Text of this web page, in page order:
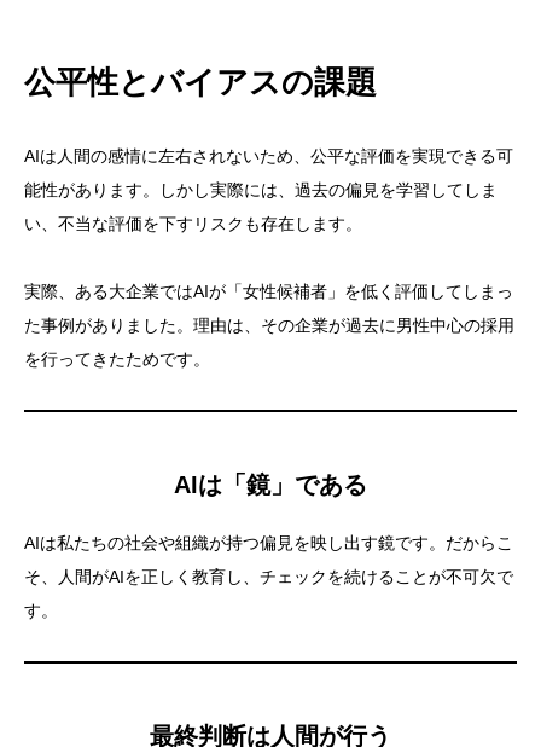
公平性とバイアスの課題
AIは人間の感情に左右されないため、公平な評価を実現できる可
能性があります。しかし実際には、過去の偏見を学習してしま
い、不当な評価を下すリスクも存在します。
実際、ある大企業ではAIが「女性候補者」を低く評価してしまっ
た事例がありました。理由は、その企業が過去に男性中心の採用
を行ってきたためです。
AIは「鏡」である
AIは私たちの社会や組織が持つ偏見を映し出す鏡です。だからこ
そ、人間がAIを正しく教育し、チェックを続けることが不可欠で
す。
最終判断は人間が行う